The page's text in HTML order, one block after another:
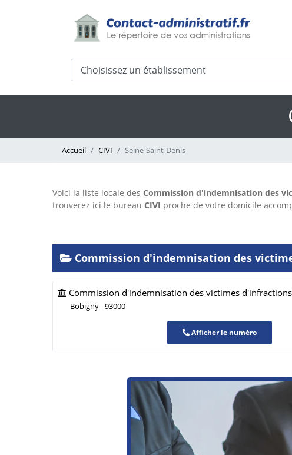
Accueil CIVI Seine-Saint-Denis
Voici la liste locale des Commission d'indemnisation des
trouverez ici le bureau CIVI proche de votre domicile
Commission d'indemnisation des
Commission d'indemnisation des victimes
Bobigny - 93000
Afficher le numéro